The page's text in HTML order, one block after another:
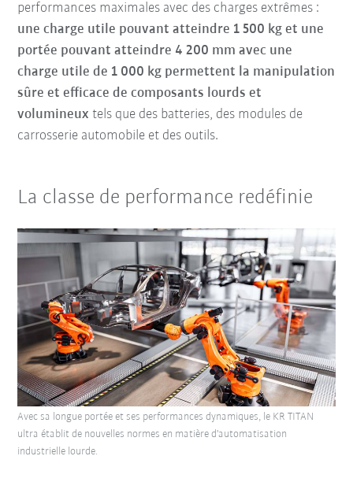
performances maximales avec des charges extrêmes :
une charge utile pouvant atteindre 1 500 kg et une
portée pouvant atteindre 4 200 mm avec une
charge utile de 1 000 kg permettent la manipulation
sûre et efficace de composants lourds et
volumineux tels que des batteries, des modules de
carrosserie automobile et des outils.
La classe de performance redéfinie
Avec sa longue portée et ses performances dynamiques, le KR TITAN
ultra établit de nouvelles normes en matière d'automatisation
industrielle lourde.